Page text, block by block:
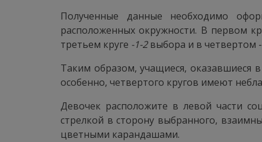
Полученные данные необходимо
расположенных окружности. В первом
третьем круге -1-2выбора и в четвертом
Таким образом, учащиеся, оказавшиеся
особенно, четвертого кругов имеют
Девочек расположите в левой части
стрелкой в сторону выбранного,
цветными карандашами.